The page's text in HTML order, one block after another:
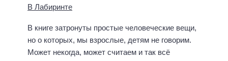
В Лабиринте
В книге затронуты простые человеческие вещи,
но о которых, мы взрослые, детям не говорим.
Может некогда, может считаем и так всё